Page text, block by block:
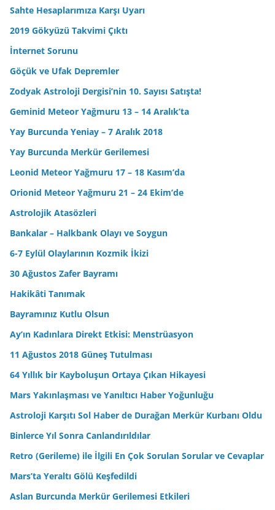
Sahte Hesaplarımıza Karşı Uyarı
2019 Gökyüzü Takvimi Çıktı
İnternet Sorunu
Göçük ve Ufak Depremler
Zodyak Astroloji Dergisi’nin 10. Sayısı Satışta!
Geminid Meteor Yağmuru 13 – 14 Aralık’ta
Yay Burcunda Yeniay – 7 Aralık 2018
Yay Burcunda Merkür Gerilemesi
Leonid Meteor Yağmuru 17 – 18 Kasım’da
Orionid Meteor Yağmuru 21 – 24 Ekim’de
Astrolojik Atasözleri
Bankalar – Halkbank Olayı ve Soygun
6-7 Eylül Olaylarının Kozmik İkizi
30 Ağustos Zafer Bayramı
Hakikâti Tanımak
Bayramınız Kutlu Olsun
Ay’ın Kadınlara Direkt Etkisi: Menstrüasyon
11 Ağustos 2018 Güneş Tutulması
64 Yıllık bir Kayboluşun Ortaya Çıkan Hikayesi
Mars Yakınlaşması ve Yanıltıcı Haber Yoğunluğu
Astroloji Karşıtı Sol Haber de Durağan Merkür Kurbanı Oldu
Binlerce Yıl Sonra Canlandırıldılar
Retro (Gerileme) ile İlgili En Çok Sorulan Sorular ve Cevaplar
Mars’ta Yeraltı Gölü Keşfedildi
Aslan Burcunda Merkür Gerilemesi Etkileri